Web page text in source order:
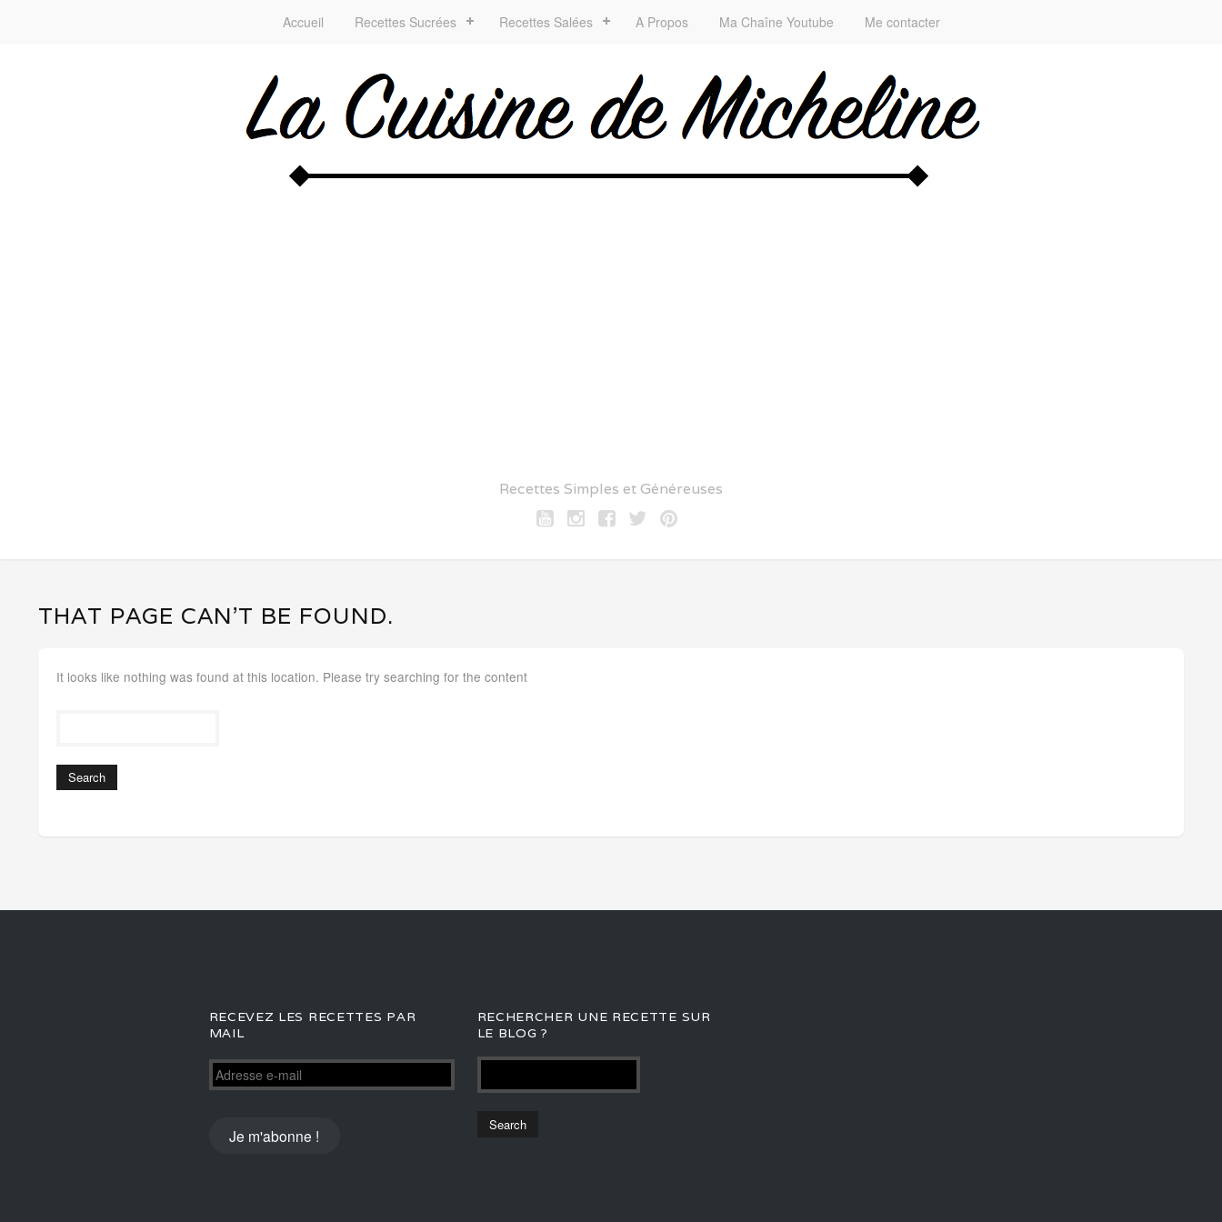
Accueil Recettes Sucrées Recettes Salées A Propos Ma Chaîne Youtube Me contacter
Recettes Simples et Généreuses
THAT PAGE CAN’T BE FOUND.
It looks like nothing was found at this location. Please try searching for the content
RECEVEZ LES RECETTES PAR
MAIL
Adresse
e-
Je m'abonne !
RECHERCHER UNE RECETTE SUR
LE BLOG ?